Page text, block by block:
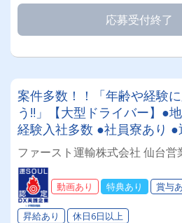
応募受付終了
案件多数！！「年齢や経験
う‼」【大型ドライバー】●
経験入社多数 ●社員寮あり
得支援制度あり ●入社祝い金
ライバーも続々入社！＞＞
ファースト運輸株式会社 仙台営
動画あり 特典あり 賞与
昇給あり 休日6日以上